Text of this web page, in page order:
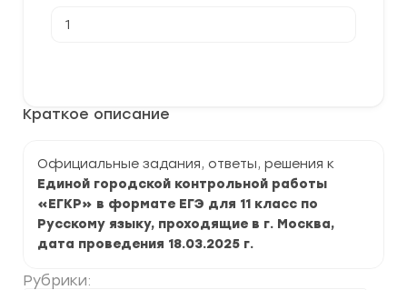
Краткое описание
Официальные задания, ответы, решения к
Единой городской контрольной работы
«ЕГКР» в формате ЕГЭ для 11 класс по
Русскому языку, проходящие в г. Москва,
дата проведения 18.03.2025 г.
Рубрики:
товара
по
11
класс
задания
и